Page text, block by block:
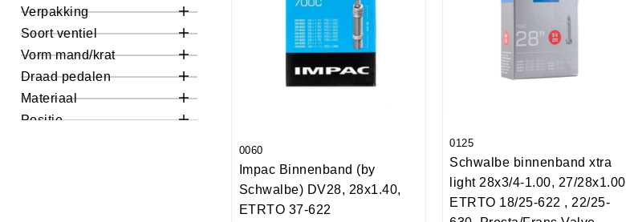
Verpakking
Alles
Werkplaatsverpakking
Winkelverpakking
Soort ventiel
Alles
Blitz/hollands
Schrader/auto
Sclaverand/Frans
Vorm mand/krat
Alles
Ovaal
Draad pedalen
Alles
1/2"
Materiaal
Alles
Staal
Positie
Alles
Achter
0060
Impac Binnenband (by
Schwalbe) DV28, 28x1.40,
ETRTO 37-622
0125
Schwalbe binnenband xtra
light 28x3/4-1.00, 27/28x1.00
ETRTO 18/25-622 , 22/25-